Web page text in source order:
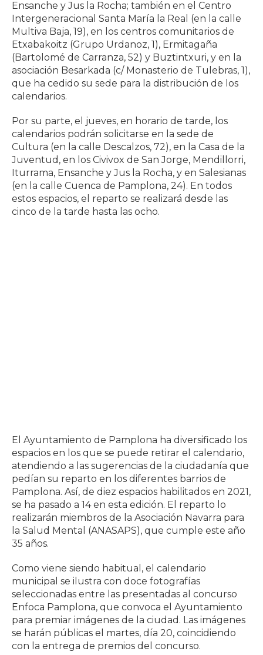
Ensanche y Jus la Rocha; también en el Centro
Intergeneracional Santa María la Real (en la calle
Multiva Baja, 19), en los centros comunitarios de
Etxabakoitz (Grupo Urdanoz, 1), Ermitagaña
(Bartolomé de Carranza, 52) y Buztintxuri, y en la
asociación Besarkada (c/ Monasterio de Tulebras, 1),
que ha cedido su sede para la distribución de los
calendarios.
Por su parte, el jueves, en horario de tarde, los
calendarios podrán solicitarse en la sede de
Cultura (en la calle Descalzos, 72), en la Casa de la
Juventud, en los Civivox de San Jorge, Mendillorri,
Iturrama, Ensanche y Jus la Rocha, y en Salesianas
(en la calle Cuenca de Pamplona, 24). En todos
estos espacios, el reparto se realizará desde las
cinco de la tarde hasta las ocho.
El Ayuntamiento de Pamplona ha diversificado los
espacios en los que se puede retirar el calendario,
atendiendo a las sugerencias de la ciudadanía que
pedían su reparto en los diferentes barrios de
Pamplona. Así, de diez espacios habilitados en 2021,
se ha pasado a 14 en esta edición. El reparto lo
realizarán miembros de la Asociación Navarra para
la Salud Mental (ANASAPS), que cumple este año
35 años.
Como viene siendo habitual, el calendario
municipal se ilustra con doce fotografías
seleccionadas entre las presentadas al concurso
Enfoca Pamplona, que convoca el Ayuntamiento
para premiar imágenes de la ciudad. Las imágenes
se harán públicas el martes, día 20, coincidiendo
con la entrega de premios del concurso.